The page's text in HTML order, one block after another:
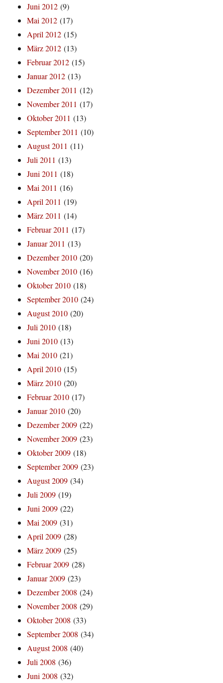
Juni 2012 (9)
Mai 2012 (17)
April 2012 (15)
März 2012 (13)
Februar 2012 (15)
Januar 2012 (13)
Dezember 2011 (12)
November 2011 (17)
Oktober 2011 (13)
September 2011 (10)
August 2011 (11)
Juli 2011 (13)
Juni 2011 (18)
Mai 2011 (16)
April 2011 (19)
März 2011 (14)
Februar 2011 (17)
Januar 2011 (13)
Dezember 2010 (20)
November 2010 (16)
Oktober 2010 (18)
September 2010 (24)
August 2010 (20)
Juli 2010 (18)
Juni 2010 (13)
Mai 2010 (21)
April 2010 (15)
März 2010 (20)
Februar 2010 (17)
Januar 2010 (20)
Dezember 2009 (22)
November 2009 (23)
Oktober 2009 (18)
September 2009 (23)
August 2009 (34)
Juli 2009 (19)
Juni 2009 (22)
Mai 2009 (31)
April 2009 (28)
März 2009 (25)
Februar 2009 (28)
Januar 2009 (23)
Dezember 2008 (24)
November 2008 (29)
Oktober 2008 (33)
September 2008 (34)
August 2008 (40)
Juli 2008 (36)
Juni 2008 (32)